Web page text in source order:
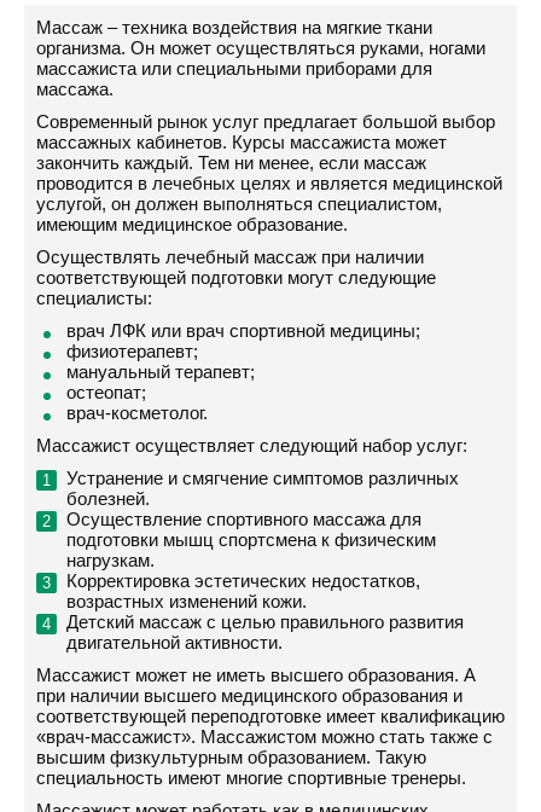
Массаж – техника воздействия на мягкие ткани
организма. Он может осуществляться руками, ногами
массажиста или специальными приборами для
массажа.
Современный рынок услуг предлагает большой выбор
массажных кабинетов. Курсы массажиста может
закончить каждый. Тем ни менее, если массаж
проводится в лечебных целях и является медицинской
услугой, он должен выполняться специалистом,
имеющим медицинское образование.
Осуществлять лечебный массаж при наличии
соответствующей подготовки могут следующие
специалисты:
врач ЛФК или врач спортивной медицины;
физиотерапевт;
мануальный терапевт;
остеопат;
врач-косметолог.
Массажист осуществляет следующий набор услуг:
Устранение и смягчение симптомов различных
болезней.
Осуществление спортивного массажа для
подготовки мышц спортсмена к физическим
нагрузкам.
Корректировка эстетических недостатков,
возрастных изменений кожи.
Детский массаж с целью правильного развития
двигательной активности.
Массажист может не иметь высшего образования. А
при наличии высшего медицинского образования и
соответствующей переподготовке имеет квалификацию
«врач-массажист». Массажистом можно стать также с
высшим физкультурным образованием. Такую
специальность имеют многие спортивные тренеры.